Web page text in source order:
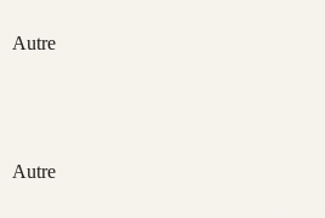
Autre
Autre